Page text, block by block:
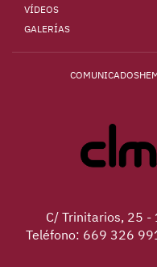
VÍDEOS
GALERÍAS
COMUNICADOS
C/ Trinitarios, 25 -
Teléfono: 669 326